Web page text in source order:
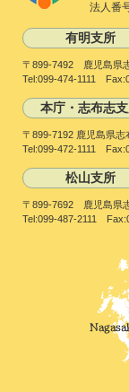
法人番
有明支所
〒899-7492 鹿児島県
Tel:099-474-1111
本庁・志布志
〒899-7192 鹿児島県
Tel:099-472-1111
松山支所
〒899-7692 鹿児島県
Tel:099-487-2111